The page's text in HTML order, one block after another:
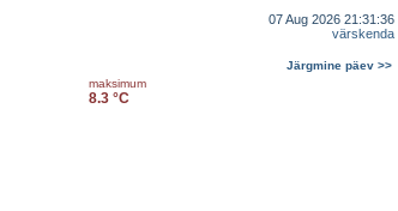
07 Aug 2026 21:31:36
värskenda
Järgmine päev >>
maksimum
8.3 °C